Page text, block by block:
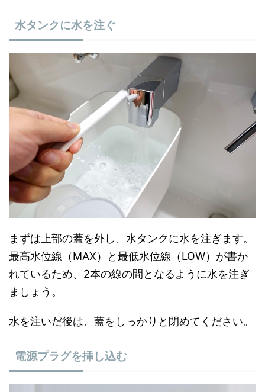
水タンクに水を注ぐ
まずは上部の蓋を外し、水タンクに水を注ぎます。
最高水位線（MAX）と最低水位線（LOW）が書か
れているため、2本の線の間となるように水を注ぎ
ましょう。
水を注いだ後は、蓋をしっかりと閉めてください。
電源プラグを挿し込む